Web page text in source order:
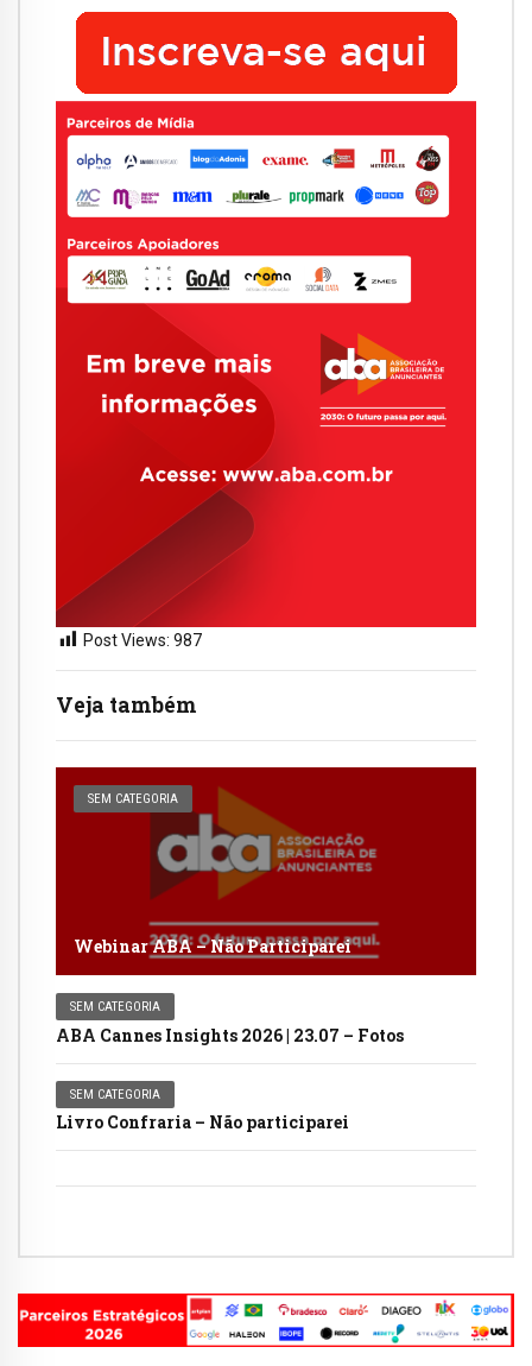
Veja também
SEM CATEGORIA
Webinar ABA – Não Participarei
SEM CATEGORIA
ABA Cannes Insights 2026 | 23.07 – Fotos
SEM CATEGORIA
Livro Confraria – Não participarei
Post Views: 987